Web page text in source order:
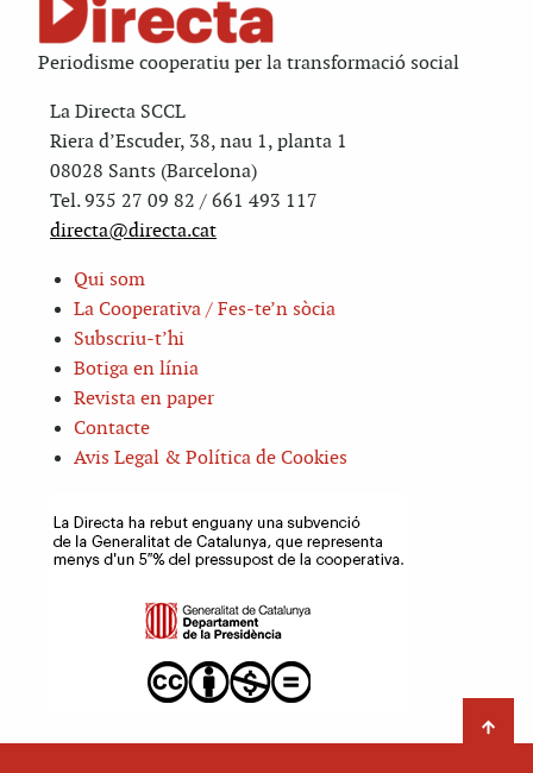
Periodisme cooperatiu per la transformació social
La Directa SCCL
Riera d’Escuder, 38, nau 1, planta 1
08028 Sants (Barcelona)
Tel. 935 27 09 82 / 661 493 117
directa@directa.cat
Qui som
La Cooperativa / Fes-te’n sòcia
Subscriu-t’hi
Botiga en línia
Revista en paper
Contacte
Avis Legal & Política de Cookies